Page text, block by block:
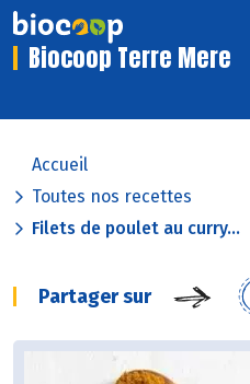
Biocoop Terre Mere
Accueil
Toutes nos recettes
Filets de poulet au curry...
Partager sur